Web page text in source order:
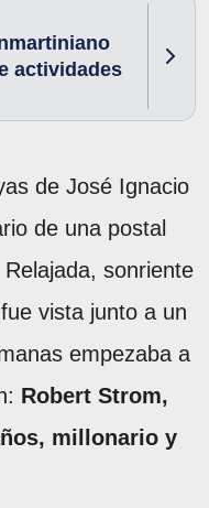
actividades
de José Ignacio
de una postal
sonriente
vista junto a un
empezaba a
Robert Strom,
millonario y